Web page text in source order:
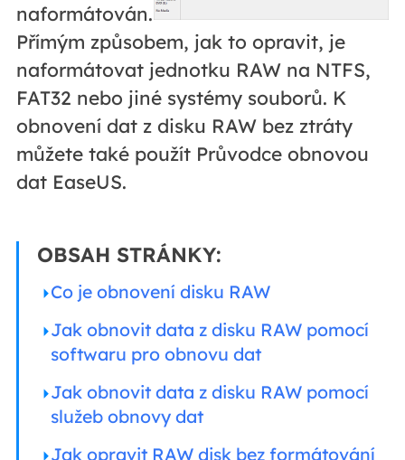
naformátován.
Přímým způsobem, jak to opravit, je
naformátovat jednotku RAW na NTFS,
FAT32 nebo jiné systémy souborů. K
obnovení dat z disku RAW bez ztráty
můžete také použít Průvodce obnovou
dat EaseUS.
OBSAH STRÁNKY:
Co je obnovení disku RAW
Jak obnovit data z disku RAW pomocí
softwaru pro obnovu dat
Jak obnovit data z disku RAW pomocí
služeb obnovy dat
Jak opravit RAW disk bez formátování